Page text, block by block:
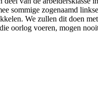
sommige zogenaamd
We zullen dit doen
oorlog voeren, mogen